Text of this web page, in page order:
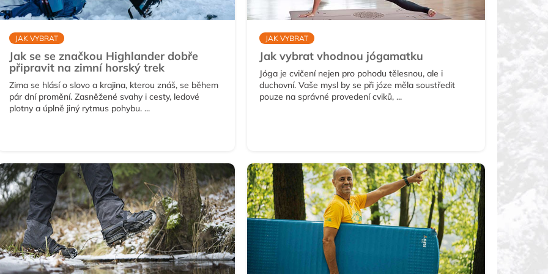
JAK VYBRAT
Jak se se značkou Highlander dobře
připravit na zimní horský trek
Zima se hlásí o slovo a krajina, kterou znáš, se během
pár dní promění. Zasněžené svahy i cesty, ledové
plotny a úplně jiný rytmus pohybu. ...
JAK VYBRAT
Jak vybrat vhodnou jógamatku
Jóga je cvičení nejen pro pohodu tělesnou, ale i
duchovní. Vaše mysl by se při józe měla soustředit
pouze na správné provedení cviků, ...